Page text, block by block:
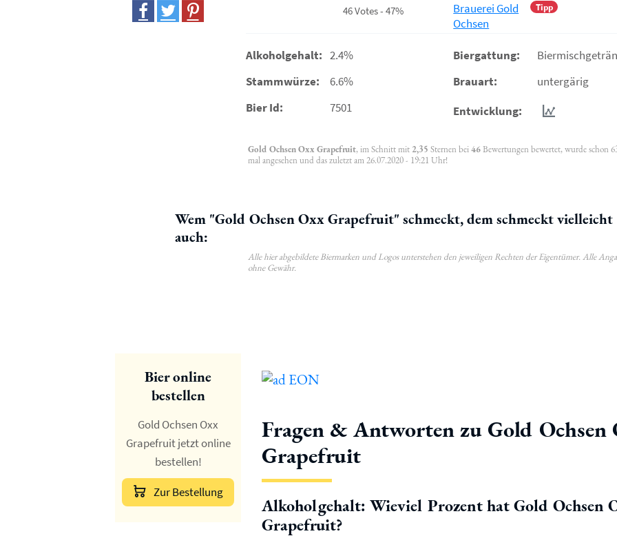
46 Votes - 47% Tipp
Brauerei Gold
Ochsen
Alkoholgehalt: 2.4%
Stammwürze:
6.6%
Bier Id:
7501
Biergattung:
Brauart:
untergärig
Entwicklung:
Gold Ochsen Oxx Grapefruit, im Schnitt mit 2,35 Sternen bei46Bewertungen bewertet, wurde schon
mal angesehen und das zuletzt am 26.07.2020 - 19:21 Uhr!
Wem "Gold Ochsen Oxx Grapefruit" schmeckt, dem schmeckt vielleicht
auch:
Alle hier abgebildete Biermarken und Logos unterstehen den jeweiligen Rechten der Eigentümer. Alle
ohne Gewähr.
Bier online
bestellen
Gold Ochsen Oxx
Grapefruit jetzt online
bestellen!
Zur Bestellung
Fragen & Antworten zu Gold Ochsen
Grapefruit
Alkoholgehalt: Wieviel Prozent hat Gold Ochsen
Grapefruit?